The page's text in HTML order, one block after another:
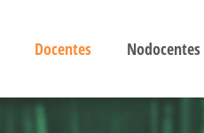
Docentes Nodocentes